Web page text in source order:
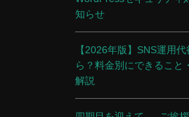
知らせ
【2026年版】SNS運用
ら？料金別にできること
解説